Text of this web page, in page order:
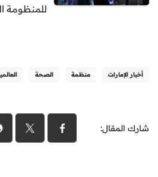
للمنظومة
أخبار الإمارات منظمة الصحة
شارك المقال: